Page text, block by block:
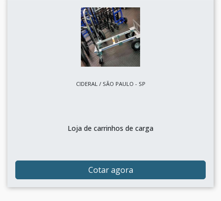
CIDERAL / SÃO PAULO - SP
Loja de carrinhos de carga
Cotar agora